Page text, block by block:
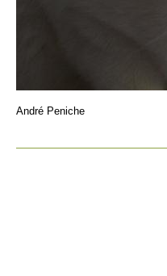
André Peniche